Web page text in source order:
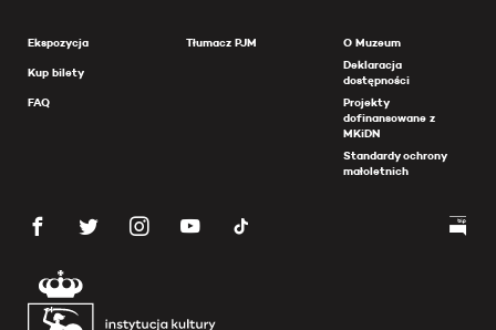
Ekspozycja
Kup bilety
FAQ
Tłumacz PJM
O Muzeum
Deklaracja
dostępności
Projekty
dofinansowane z
MKiDN
Standardy ochrony
małoletnich